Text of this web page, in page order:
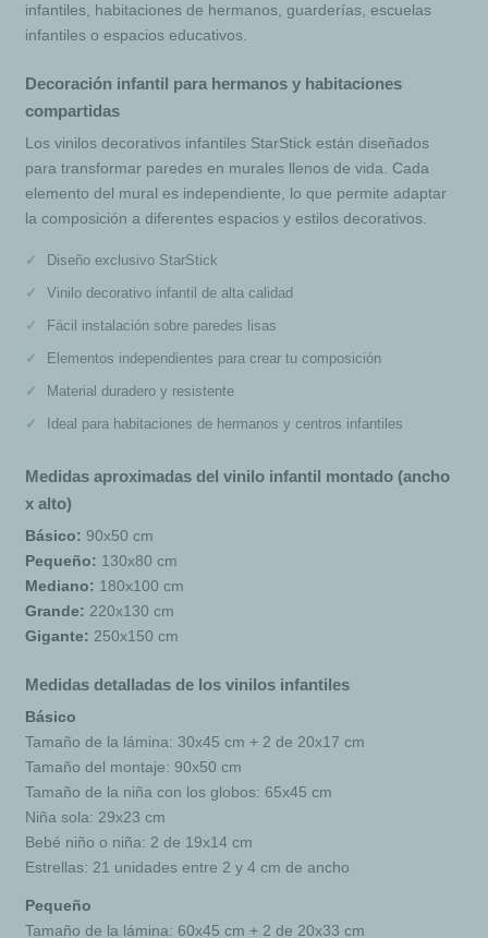
infantiles, habitaciones de hermanos, guarderías, escuelas
infantiles o espacios educativos.
Decoración infantil para hermanos y habitaciones
compartidas
Los vinilos decorativos infantiles StarStick están diseñados
para transformar paredes en murales llenos de vida. Cada
elemento del mural es independiente, lo que permite adaptar
la composición a diferentes espacios y estilos decorativos.
Diseño exclusivo StarStick
Vinilo decorativo infantil de alta calidad
Fácil instalación sobre paredes lisas
Elementos independientes para crear tu composición
Material duradero y resistente
Ideal para habitaciones de hermanos y centros infantiles
Medidas aproximadas del vinilo infantil montado (ancho
x alto)
Básico: 90x50 cm
Pequeño: 130x80 cm
Mediano: 180x100 cm
Grande: 220x130 cm
Gigante: 250x150 cm
Medidas detalladas de los vinilos infantiles
Básico
Tamaño de la lámina: 30x45 cm + 2 de 20x17 cm
Tamaño del montaje: 90x50 cm
Tamaño de la niña con los globos: 65x45 cm
Niña sola: 29x23 cm
Bebé niño o niña: 2 de 19x14 cm
Estrellas: 21 unidades entre 2 y 4 cm de ancho
Pequeño
Tamaño de la lámina: 60x45 cm + 2 de 20x33 cm